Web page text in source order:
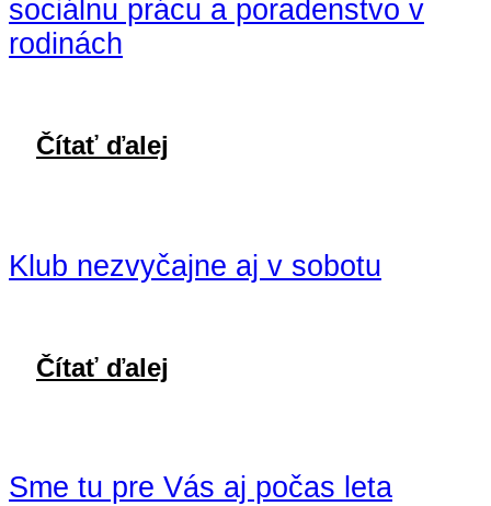
sociálnu prácu a poradenstvo v
rodinách
Čítať ďalej
Klub nezvyčajne aj v sobotu
Čítať ďalej
Sme tu pre Vás aj počas leta